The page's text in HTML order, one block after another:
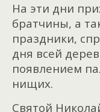
На эти дни
братчины, а
праздники,
дня всей
появлением
нищих.
Святой